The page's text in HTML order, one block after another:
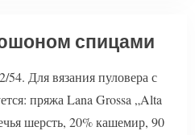
спицами
Для вязания пуловера с
пряжа Lana Grossa „Alta
шерсть, 20% кашемир, 90